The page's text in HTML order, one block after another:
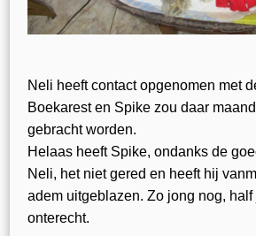
Neli heeft contact opgenomen met
Boekarest en Spike zou daar
gebracht worden.
Helaas heeft Spike, ondanks de
Neli, het niet gered en heeft hij
adem uitgeblazen. Zo jong nog,
onterecht.